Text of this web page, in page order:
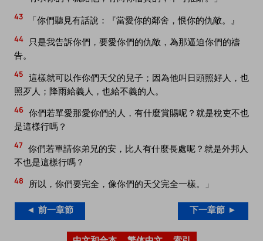
43 「你們聽見有話說：『當愛你的鄰舍，恨你的仇敵。』
44
只是我告訴你們，要愛你們的仇敵，為那逼迫你們的禱
告。
45 這樣就可以作你們天父的兒子；因為他叫日頭照好人，也
照歹人；降雨給義人，也給不義的人。
46 你們若單愛那愛你們的人，有什麼賞賜呢？就是稅吏不也
是這樣行嗎？
47 你們若單請你弟兄的安，比人有什麼長處呢？就是外邦人
不也是這樣行嗎？
48 所以，你們要完全，像你們的天父完全一樣。」
◄ 前一章節 下一章節 ►